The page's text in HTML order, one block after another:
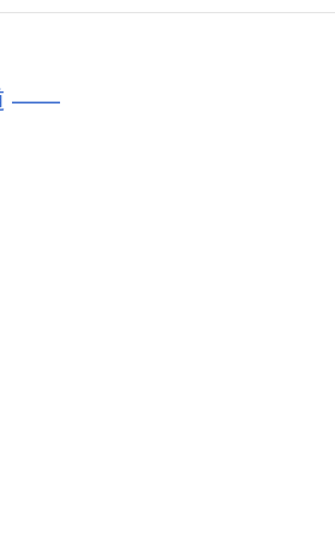
对比
——